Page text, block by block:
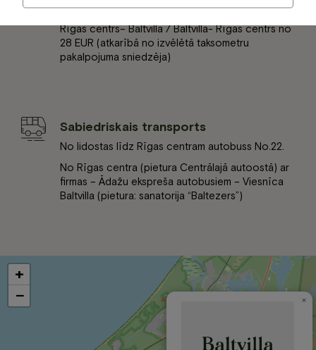
Rīgas centrs ar taksometru
Rīgas centrs– Baltvilla / Baltvilla- Rīgas centrs no
28 EUR (atkarībā no izvēlētā taksometru
pakalpojuma sniedzēja)
Sabiedriskais transports
No lidostas līdz Rīgas centram autobuss No.22.
No Rīgas centra (pietura Centrālajā autoostā) ar
firmas – Ādažu ekspreša autobusiem – Viesnīca
Baltvilla (pietura: sanatorija “Baltezers”)
×
+
−